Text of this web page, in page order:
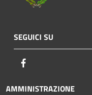
SEGUICI SU
AMMINISTRAZIONE